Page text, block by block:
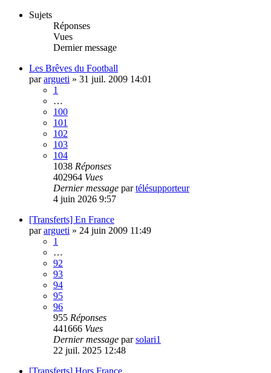
Sujets
Réponses
Vues
Dernier message
Les Brêves du Football
parargueti » 31 juil. 2009 14:01
1
…
100
101
102
103
104
1038 Réponses
402964 Vues
Dernier message partélésupporteur
4 juin 2026 9:57
[Transferts] En France
parargueti » 24 juin 2009 11:49
1
…
92
93
94
95
96
955 Réponses
441666 Vues
Dernier message parsolari1
22 juil. 2025 12:48
[Transferts] Hors France